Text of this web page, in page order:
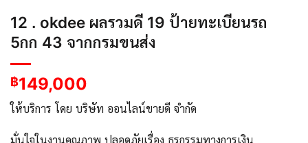
12 . okdee ผลรวมดี 19 ป้ายทะเบียนรถ
5กก 43 จากกรมขนส่ง
฿149,000
ให้บริการ โดย บริษัท ออนไลน์ขายดี จำกัด
มั่นใจในงานคุณภาพ ปลอดภัยเรื่อง ธุรกรรมทางการเงิน